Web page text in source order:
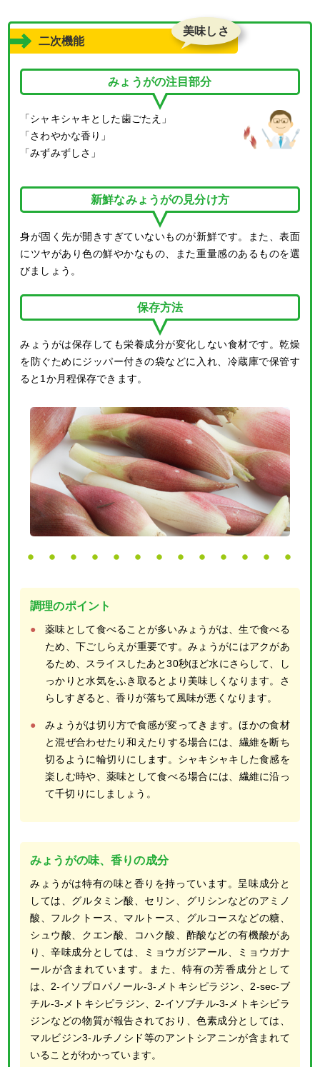
二次機能
美味しさ
みょうがの注目部分
「シャキシャキとした歯ごたえ」
「さわやかな香り」
「みずみずしさ」
新鮮なみょうがの見分け方
身が固く先が開きすぎていないものが新鮮です。また、表面
にツヤがあり色の鮮やかなもの、また重量感のあるものを選
びましょう。
保存方法
みょうがは保存しても栄養成分が変化しない食材です。乾燥
を防ぐためにジッパー付きの袋などに入れ、冷蔵庫で保管す
ると1か月程保存できます。
調理のポイント
薬味として食べることが多いみょうがは、生で食べる
ため、下ごしらえが重要です。みょうがにはアクがあ
るため、スライスしたあと30秒ほど水にさらして、し
っかりと水気をふき取るとより美味しくなります。さ
らしすぎると、香りが落ちて風味が悪くなります。
みょうがは切り方で食感が変ってきます。ほかの食材
と混ぜ合わせたり和えたりする場合には、繊維を断ち
切るように輪切りにします。シャキシャキした食感を
楽しむ時や、薬味として食べる場合には、繊維に沿っ
て千切りにしましょう。
みょうがの味、香りの成分
みょうがは特有の味と香りを持っています。呈味成分と
しては、グルタミン酸、セリン、グリシンなどのアミノ
酸、フルクトース、マルトース、グルコースなどの糖、
シュウ酸、クエン酸、コハク酸、酢酸などの有機酸があ
り、辛味成分としては、ミョウガジアール、ミョウガナ
ールが含まれています。また、特有の芳香成分として
は、2-イソプロパノール-3-メトキシピラジン、2-sec-ブ
チル-3-メトキシピラジン、2-イソブチル-3-メトキシピラ
ジンなどの物質が報告されており、色素成分としては、
マルビジン3-ルチノシド等のアントシアニンが含まれて
いることがわかっています。